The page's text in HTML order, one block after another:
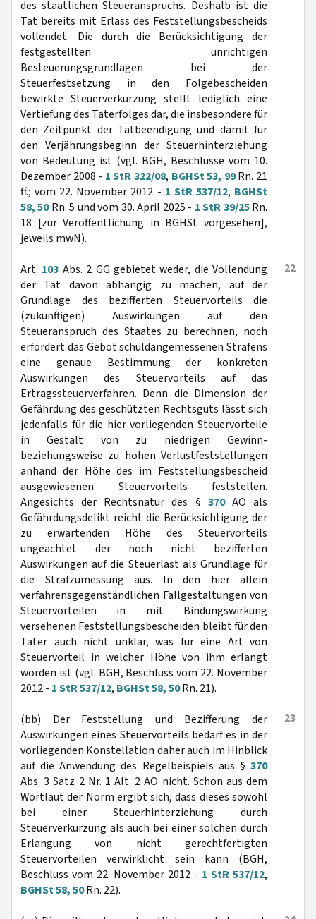
des staatlichen Steueranspruchs. Deshalb ist die
Tat bereits mit Erlass des Feststellungsbescheids
vollendet. Die durch die Berücksichtigung der
festgestellten unrichtigen
Besteuerungsgrundlagen bei der
Steuerfestsetzung in den Folgebescheiden
bewirkte Steuerverkürzung stellt lediglich eine
Vertiefung des Taterfolges dar, die insbesondere für
den Zeitpunkt der Tatbeendigung und damit für
den Verjährungsbeginn der Steuerhinterziehung
von Bedeutung ist (vgl. BGH, Beschlüsse vom 10.
Dezember 2008 - 1 StR 322/08, BGHSt 53, 99Rn. 21
ff.; vom 22. November 2012 - 1 StR 537/12, BGHSt
58, 50Rn. 5 und vom 30. April 2025 - 1 StR 39/25Rn.
18 [zur Veröffentlichung in BGHSt vorgesehen],
jeweils mwN).
22
Art. 103 Abs. 2 GG gebietet weder, die Vollendung
der Tat davon abhängig zu machen, auf der
Grundlage des bezifferten Steuervorteils die
(zukünftigen) Auswirkungen auf den
Steueranspruch des Staates zu berechnen, noch
erfordert das Gebot schuldangemessenen Strafens
eine genaue Bestimmung der konkreten
Auswirkungen des Steuervorteils auf das
Ertragssteuerverfahren. Denn die Dimension der
Gefährdung des geschützten Rechtsguts lässt sich
jedenfalls für die hier vorliegenden Steuervorteile
in Gestalt von zu niedrigen Gewinn-
beziehungsweise zu hohen Verlustfeststellungen
anhand der Höhe des im Feststellungsbescheid
ausgewiesenen Steuervorteils feststellen.
Angesichts der Rechtsnatur des § 370AO als
Gefährdungsdelikt reicht die Berücksichtigung der
zu erwartenden Höhe des Steuervorteils
ungeachtet der noch nicht bezifferten
Auswirkungen auf die Steuerlast als Grundlage für
die Strafzumessung aus. In den hier allein
verfahrensgegenständlichen Fallgestaltungen von
Steuervorteilen in mit Bindungswirkung
versehenen Feststellungsbescheiden bleibt für den
Täter auch nicht unklar, was für eine Art von
Steuervorteil in welcher Höhe von ihm erlangt
worden ist (vgl. BGH, Beschluss vom 22. November
2012 - 1 StR 537/12, BGHSt 58, 50Rn. 21).
23
(bb) Der Feststellung und Bezifferung der
Auswirkungen eines Steuervorteils bedarf es in der
vorliegenden Konstellation daher auch im Hinblick
auf die Anwendung des Regelbeispiels aus § 370
Abs. 3 Satz 2 Nr. 1 Alt. 2 AO nicht. Schon aus dem
Wortlaut der Norm ergibt sich, dass dieses sowohl
bei einer Steuerhinterziehung durch
Steuerverkürzung als auch bei einer solchen durch
Erlangung von nicht gerechtfertigten
Steuervorteilen verwirklicht sein kann (BGH,
Beschluss vom 22. November 2012 - 1 StR 537/12,
BGHSt 58, 50Rn. 22).